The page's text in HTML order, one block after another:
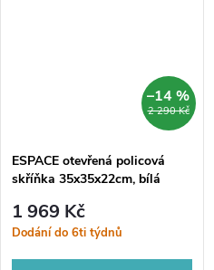
2 290 Kč
–14 %
ESPACE otevřená policová
skříňka 35x35x22cm, bílá
1 969 Kč
Dodání do 6ti týdnů